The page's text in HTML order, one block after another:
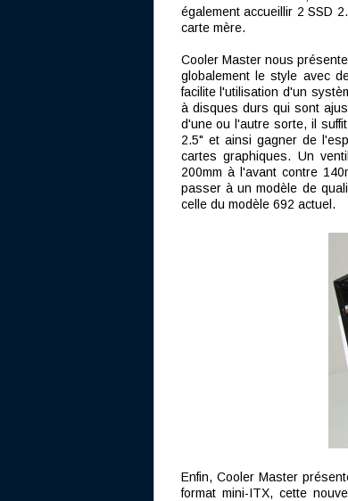
également accueillir 2 SSD
carte mère.
Cooler Master nous
globalement le style avec
facilite l'utilisation d'un
à disques durs qui sont
d'une ou l'autre sorte, il
2.5" et ainsi gagner de
cartes graphiques. Un
200mm à l'avant contre
passer à un modèle de
celle du modèle 692 actuel.
Enfin, Cooler Master
format mini-ITX, cette